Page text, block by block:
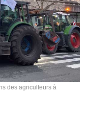
des agriculteurs à